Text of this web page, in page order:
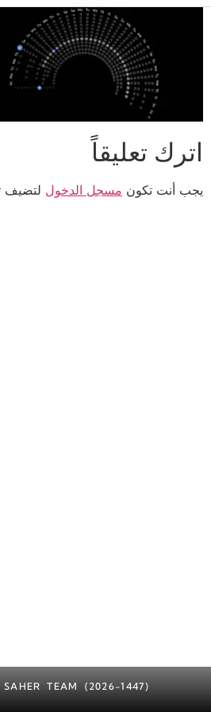
اترك تعليقاً
يجب أنت تكون مسجل الدخول لتضيف
TEAM (2026-1447)